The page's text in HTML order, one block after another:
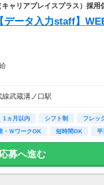
ャリアプレイスプラス）採用
データ入力staff】
・先払いもOK
◎
ろん給与は同じ）を含む、
行っています！
！
武蔵溝ノ口駅
1ヵ月以内 シフト制
フレッ
・ＷワークOK 短時間OK
平
応募へ進む